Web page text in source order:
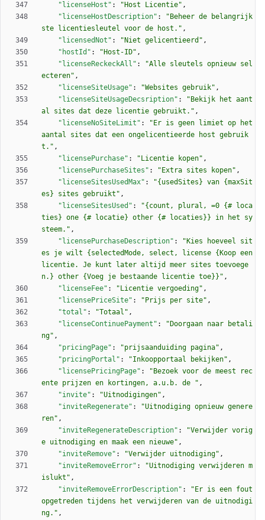
"licenseHost" : "Host Licentie" ,
"licenseHostDescription" :
"Beheer de belangrijk
ste licentiesleutel voor de host." ,
"licensedNot" : "Niet gelicentieerd" ,
"hostId" : "Host-ID" ,
"licenseReckeckAll" :
"Alle sleutels opnieuw sel
ecteren" ,
"licenseSiteUsage" : "Websites gebruik" ,
"licenseSiteUsageDecsription" :
"Bekijk het aant
al sites dat deze licentie gebruikt." ,
"licenseNoSiteLimit" :
"Er is geen limiet op het
aantal sites dat een ongelicentieerde host gebruik
t." ,
"licensePurchase" : "Licentie kopen" ,
"licensePurchaseSites" : "Extra sites kopen" ,
"licenseSitesUsedMax" :
"{usedSites} van {maxSit
es} sites gebruikt" ,
"licenseSitesUsed" :
"{count, plural, =0 {# loca
ties} one {# locatie} other {# locaties}} in het sy
steem." ,
"licensePurchaseDescription" :
"Kies hoeveel sit
es je wilt {selectedMode, select, license {Koop een
licentie. Je kunt later altijd meer sites toevoege
n.} other {Voeg je bestaande licentie toe}}" ,
"licenseFee" : "Licentie vergoeding" ,
"licensePriceSite" : "Prijs per site" ,
"total" : "Totaal" ,
"licenseContinuePayment" :
"Doorgaan naar betali
ng" ,
"pricingPage" : "prijsaanduiding pagina" ,
"pricingPortal" : "Inkoopportaal bekijken" ,
"licensePricingPage" :
"Bezoek voor de meest rec
ente prijzen en kortingen, a.u.b. de " ,
"invite" : "Uitnodigingen" ,
"inviteRegenerate" :
"Uitnodiging opnieuw genere
ren" ,
"inviteRegenerateDescription" :
"Verwijder vorig
e uitnodiging en maak een nieuwe" ,
"inviteRemove" : "Verwijder uitnodiging" ,
"inviteRemoveError" :
"Uitnodiging verwijderen m
islukt" ,
"inviteRemoveErrorDescription" :
"Er is een fout
opgetreden tijdens het verwijderen van de uitnodigi
ng." ,